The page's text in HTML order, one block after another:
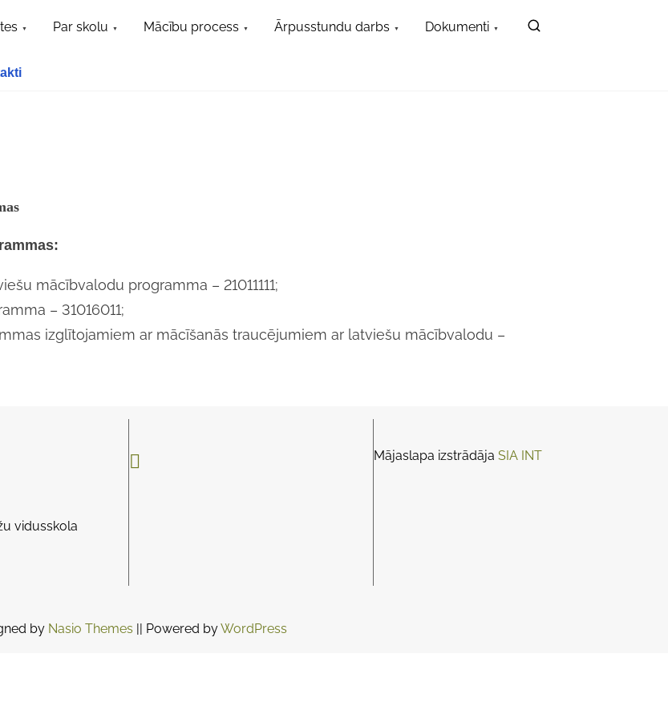
Par skolu Mācību process Ārpusstundu darbs Dokumenti
mācībvalodu programma – 21011111;
– 31016011;
izglītojamiem ar mācīšanās traucējumiem ar latviešu mācībvalodu –
vidusskola
 Mājaslapa izstrādāja SIA INT
by Nasio Themes || Powered byWordPress